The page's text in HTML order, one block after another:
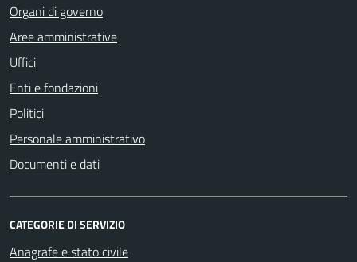
Organi di governo
Aree amministrative
Uffici
Enti e fondazioni
Politici
Personale amministrativo
Documenti e dati
CATEGORIE DI SERVIZIO
Anagrafe e stato civile